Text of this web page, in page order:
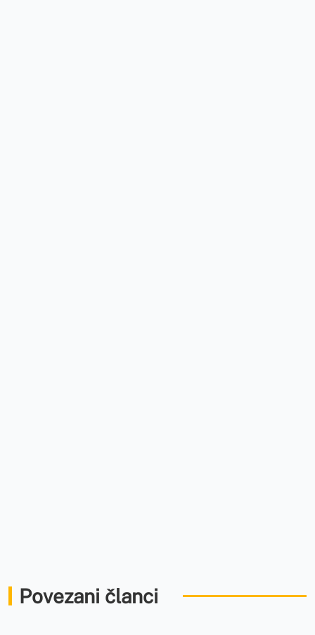
Povezani članci